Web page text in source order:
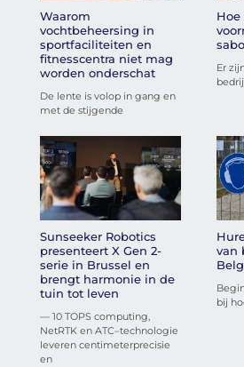
Waarom
vochtbeheersing in
sportfaciliteiten en
fitnesscentra niet mag
worden onderschat
De lente is volop in gang en
met de stijgende
Er
Sunseeker Robotics
presenteert X Gen 2-
serie in Brussel en
brengt harmonie in de
tuin tot leven
— 10 TOPS computing,
NetRTK en ATC–technologie
leveren centimeterprecisie
en
van
bij